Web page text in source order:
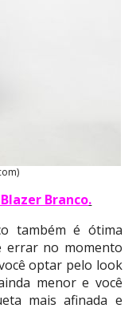
Branco.
também é ótima
errar no momento
optar pelo look
menor e você
mais afinada e